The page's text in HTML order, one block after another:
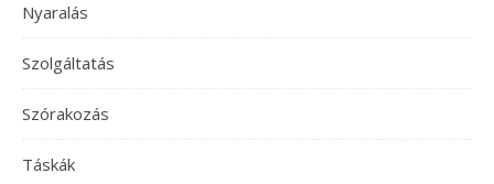
Nyaralás
Szolgáltatás
Szórakozás
Táskák